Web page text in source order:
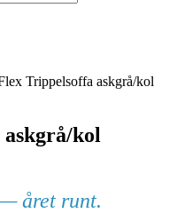
Trippelsoffa askgrå/kol
kol
året runt.